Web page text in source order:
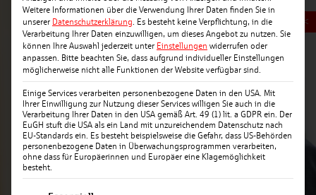
<
Weitere Informationen über die Verwendung Ihrer Daten finden Sie in
unserer Datenschutzerklärung. Es besteht keine Verpflichtung, in die
Verarbeitung Ihrer Daten einzuwilligen, um dieses Angebot zu nutzen. Sie
können Ihre Auswahl jederzeit unter Einstellungen widerrufen oder
anpassen. Bitte beachten Sie, dass aufgrund individueller Einstellungen
möglicherweise nicht alle Funktionen der Website verfügbar sind.
Einige Services verarbeiten personenbezogene Daten in den USA. Mit
Ihrer Einwilligung zur Nutzung dieser Services willigen Sie auch in die
Verarbeitung Ihrer Daten in den USA gemäß Art. 49 (1) lit. a GDPR ein. Der
EuGH stuft die USA als ein Land mit unzureichendem Datenschutz nach
EU-Standards ein. Es besteht beispielsweise die Gefahr, dass US-Behörden
personenbezogene Daten in Überwachungsprogrammen verarbeiten,
ohne dass für Europäerinnen und Europäer eine Klagemöglichkeit
besteht.
Es folgt eine Liste der Service-Gruppen, für die